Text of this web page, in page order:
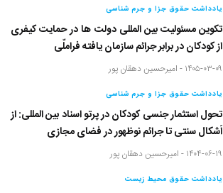
یادداشت حقوق جزا و جرم شناسی
تکوین مسئولیت بین المللی دولت ها در حمایت کیفری
از کودکان در برابر جرائم سازمان یافته فراملّی
۱۴۰۵-۰۳-۰۹ - امیرحسین دهقان پور
یادداشت حقوق جزا و جرم شناسی
تحول استثمار جنسی کودکان در پرتو اسناد بین المللی: از
اَشکال سنتی تا جرائم نوظهور در فضای مجازی
۱۴۰۴-۰۶-۱۹ - امیرحسین دهقان پور
یادداشت حقوق محیط زیست